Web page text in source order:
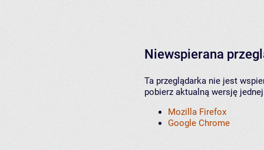
Niewspierana
Ta przeglądarka nie jest
pobierz aktualną wersję
Mozilla Firefox
Google Chrome